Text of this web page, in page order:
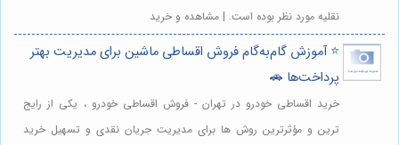
نقلیه مورد نظر بوده است. | مشاهده و خرید
⭐️ آموزش گام‌به‌گام فروش اقساطی ماشین برای مدیریت بهتر
پرداخت‌ها 🚗
خرید اقساطی خودرو در تهران - فروش اقساطی خودرو ، یکی از رایج
ترین و مؤثرترین روش ها برای مدیریت جریان نقدی و تسهیل خرید